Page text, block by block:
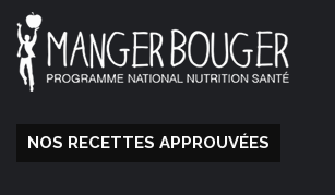
NOS RECETTES APPROUVÉES